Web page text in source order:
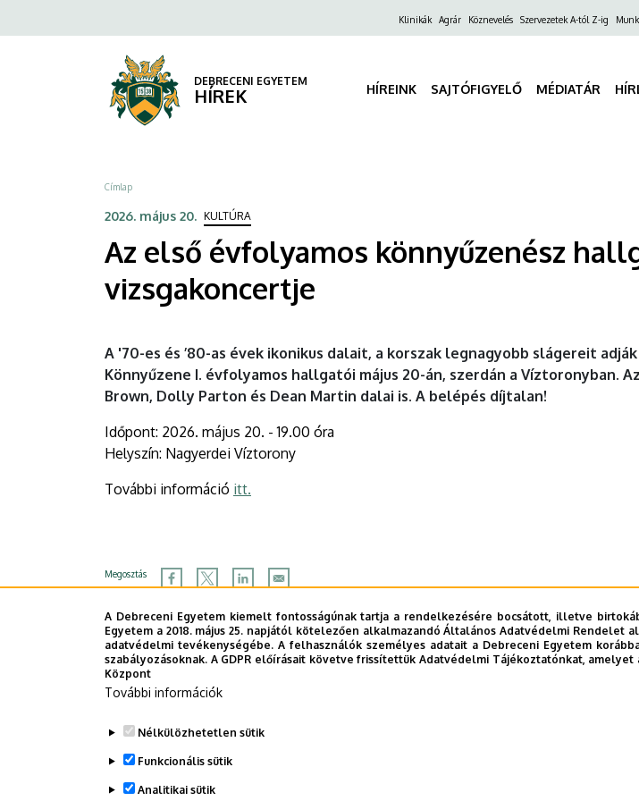
évfolyamos
könnyűzenész
vizsgakoncertje
DEBRECENI
EGYETEM
a
FelsőKlinikák Agrár Köznevelés Szervezetek A-tól Z-ig
DEBRECENI EGYETEM
HÍREK HÍREINK SAJTÓFIGYELŐ MÉDIATÁR
Morzsa
Címlap
2026. május 20. KULTÚRA
Az első évfolyamos könnyűzenész
vizsgakoncertje
A '70-es és ’80-as évek ikonikus dalait, a korszak legnagyobb slágereit
Könnyűzene I. évfolyamos hallgatói május 20-án, szerdán a Víztoronyban.
Brown, Dolly Parton és Dean Martin dalai is. A belépés díjtalan!
Időpont: 2026. május 20. - 19.00 óra
Helyszín: Nagyerdei Víztorony
További információ itt.
Megosztás
A Debreceni Egyetem kiemelt fontosságúnak tartja a rendelkezésére bocsátott, illetve
Egyetem a 2018. május 25. napjától kötelezően alkalmazandó Általános Adatvédelmi
adatvédelmi tevékenységébe. A felhasználók személyes adatait a Debreceni Egyetem
szabályozásoknak. A GDPR előírásait követve frissítettük Adatvédelmi Tájékoztatónkat,
Központ
További információk
Nélkülözhetetlen sütik
Funkcionális sütik
Analitikai sütik